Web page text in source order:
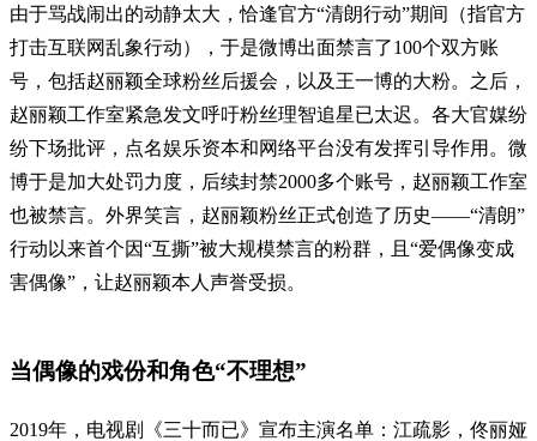
由于骂战闹出的动静太大，恰逢官方“清朗行动”期间（指官方
打击互联网乱象行动），于是微博出面禁言了100个双方账
号，包括赵丽颖全球粉丝后援会，以及王一博的大粉。之后，
赵丽颖工作室紧急发文呼吁粉丝理智追星已太迟。各大官媒纷
纷下场批评，点名娱乐资本和网络平台没有发挥引导作用。微
博于是加大处罚力度，后续封禁2000多个账号，赵丽颖工作室
也被禁言。外界笑言，赵丽颖粉丝正式创造了历史——“清朗”
行动以来首个因“互撕”被大规模禁言的粉群，且“爱偶像变成
害偶像”，让赵丽颖本人声誉受损。
当偶像的戏份和角色“不理想”
2019年，电视剧《三十而已》宣布主演名单：江疏影，佟丽娅